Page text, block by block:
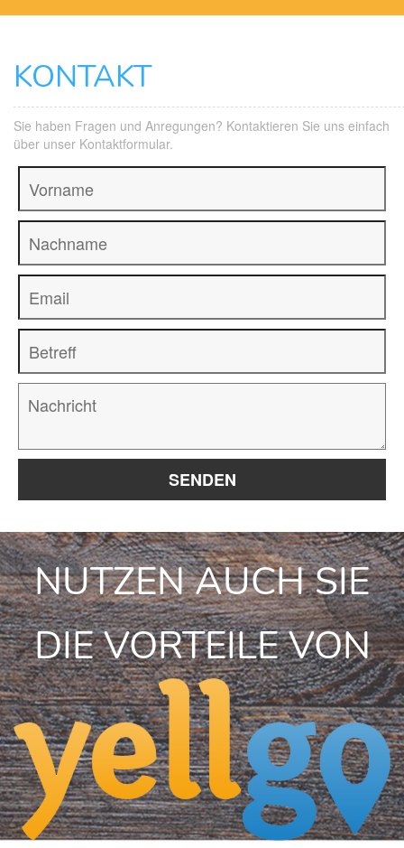
KONTAKT
Sie haben Fragen und Anregungen? Kontaktieren Sie uns einfach
über unser Kontaktformular.
NUTZEN AUCH SIE
DIE VORTEILE VON